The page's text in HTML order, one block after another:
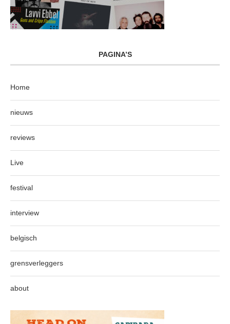
PAGINA’S
Home
nieuws
reviews
Live
festival
interview
belgisch
grensverleggers
about